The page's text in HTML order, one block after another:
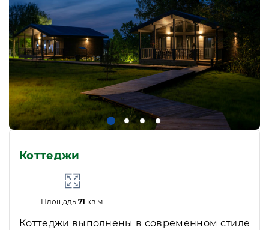
Коттеджи
Площадь 71 кв.м.
Коттеджи выполнены в современном стиле